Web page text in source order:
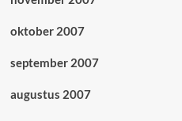
oktober 2007
september 2007
augustus 2007